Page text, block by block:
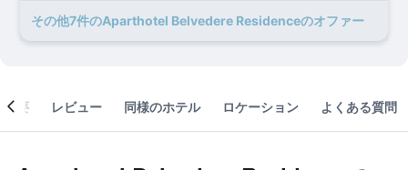
​その他7​件のAparthotel Belvedere Residenceのオファー
概要 レビュー 同様のホテル ロケーション よくある質問